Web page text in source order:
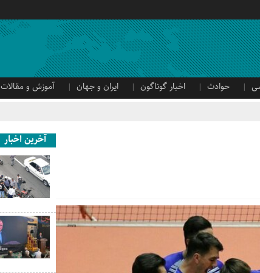
حوادث اخبار گوناگون ایران و جهان آموزش و مقالات
آخرین اخبار